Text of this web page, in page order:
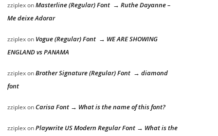
zziplexonMasterline (Regular) Font → Ruthe Dayanne –
Me deixe Adorar
zziplexon Vogue (Regular) Font → WE ARE SHOWING
ENGLAND vs PANAMA
zziplexonBrother Signature (Regular) Font → diamond
font
zziplexon Carisa Font → What is the name of this font?
zziplexonPlaywrite US Modern Regular Font → What is the